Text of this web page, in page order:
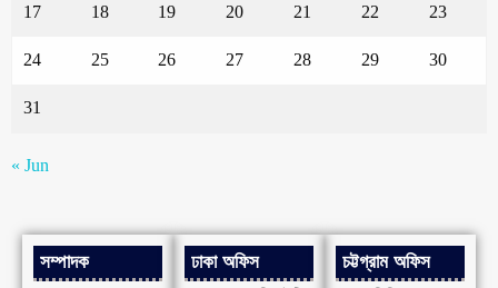
17 18 19 20 21 22 23
24 25 26 27 28 29 30
31
« Jun
সম্পাদক ঢাকা অফিস চট্টগ্রাম অফিস